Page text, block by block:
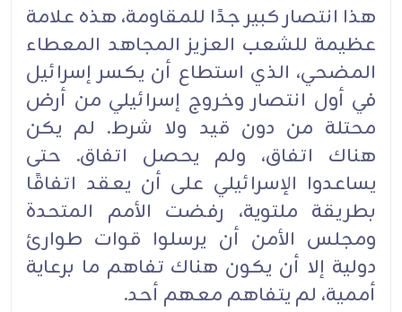
هذا انتصار كبير جدًا للمقاومة، هذه علامة
عظيمة للشعب العزيز المجاهد المعطاء
المضحي، الذي استطاع ‏أن يكسر إسرائيل
في أول انتصار وخروج إسرائيلي من أرض
محتلة من دون قيد ولا شرط. لم يكن
هناك ‏اتفاق، ولم يحصل اتفاق. حتى
يساعدوا الإسرائيلي على أن يعقد اتفاقًا
بطريقة ملتوية، رفضت الأمم المتحدة
‏ومجلس الأمن أن يرسلوا قوات طوارئ
دولية إلا أن يكون هناك تفاهم ما برعاية
أممية، لم يتفاهم معهم أحد.‏